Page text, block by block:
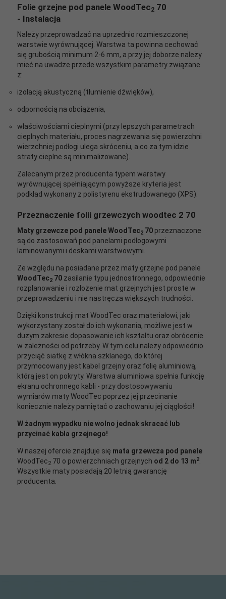
Folie grzejne pod panele WoodTec2 70
- Instalacja
Należy przeprowadzać na uprzednio rozmieszczonej
warstwie wyrównującej. Warstwa ta powinna cechować
się grubością minimum 2-6 mm, a przy jej doborze należy
mieć na uwadze przede wszystkim parametry związane
z:
izolacją akustyczną (tłumienie dźwięków),
odpornością na obciążenia,
właściwościami cieplnymi (przy lepszych parametrach
cieplnych materiału, proces nagrzewania się powierzchni
wierzchniej podłogi ulega skróceniu, a co za tym idzie
straty cieplne są minimalizowane).
Zalecanym przez producenta typem warstwy
wyrównującej spełniającym powyższe kryteria jest
podkład wykonany z polistyrenu ekstrudowanego (XPS).
Przeznaczenie folii grzewczych woodtec 2 70
Maty grzewcze pod paneleWoodTec2 70 przeznaczone
są do zastosowań pod panelami podłogowymi
laminowanymi i deskami warstwowymi.
Ze względu na posiadane przez maty grzejne pod panele
WoodTec2 70 zasilanie typu jednostronnego, odpowiednie
rozplanowanie i rozłożenie mat grzejnych jest proste w
przeprowadzeniu i nie nastręcza większych trudności.
Dzięki konstrukcji mat WoodTec oraz materiałowi, jaki
wykorzystany został do ich wykonania, możliwe jest w
dużym zakresie dopasowanie ich kształtu oraz obrócenie
w zależności od potrzeby. W tym celu należy odpowiednio
przyciąć siatkę z włókna szklanego, do której
przymocowany jest kabel grzejny oraz folię aluminiową,
którą jest on pokryty. Warstwa aluminiowa spełnia funkcję
ekranu ochronnego kabli - przy dostosowywaniu
wymiarów maty WoodTec poprzez jej przecinanie
koniecznie należy pamiętać o zachowaniu jej ciągłości!
W żadnym wypadku nie wolno jednak skracać lub
przycinać kabla grzejnego!
W naszej ofercie znajduje się mata grzewcza pod panele
WoodTec2 70 o powierzchniach grzejnych od 2 do 13 m2
Wszystkie maty posiadają 20 letnią gwarancję
producenta.